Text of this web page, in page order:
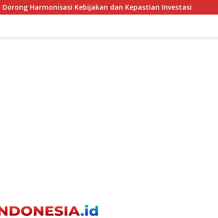
dan Kepastian Investasi Kesalahan Menentukan